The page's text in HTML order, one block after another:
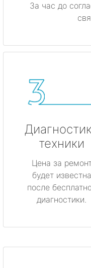
За час до
техники
Цена за
будет известна
после
диагностики.